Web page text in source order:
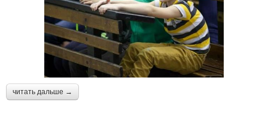
читать дальше →